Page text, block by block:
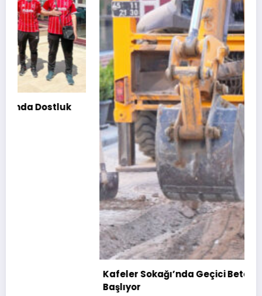
Kafeler Sokağı’nda Geçici Beton Uygulaması